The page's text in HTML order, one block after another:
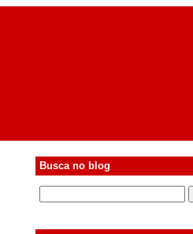
Busca no blog